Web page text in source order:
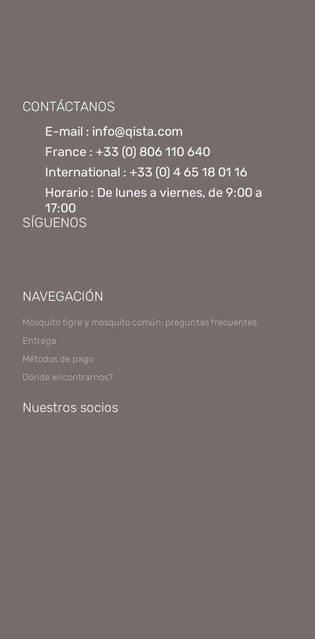
CONTÁCTANOS
E-mail : info@qista.com
France : +33 (0) 806 110 640
International : +33 (0) 4 65 18 01 16
Horario : De lunes a viernes, de 9:00 a
17:00
SÍGUENOS
NAVEGACIÓN
Mosquito tigre y mosquito común: preguntas frecuentes
Entrega
Métodos de pago
Dónde encontrarnos?
Nuestros socios